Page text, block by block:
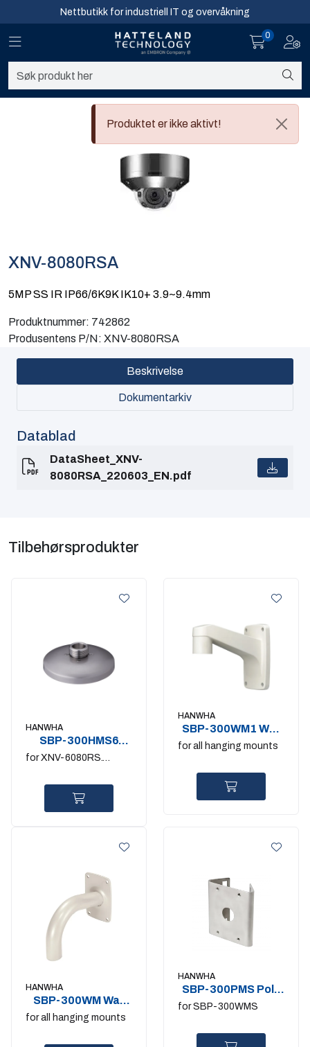
Skip to main contentNettbutikk for industriell IT og overvåkning
Toggle navigation
0
Produktet er ikke aktivt!
XNV-8080RSA
5MP SS IR IP66/6K9K IK10+ 3.9~9.4mm
Produktnummer: 742862
Produsentens P/N: XNV-8080RSA
Beskrivelse
Dokumentarkiv
Datablad
DataSheet_XNV-
8080RSA_220603_EN.pdf
Tilbehørsprodukter
HANWHA
SBP-300HMS6
Hanging Mount
for XNV-6080RS.
HANWHA
SBP-300WM1 Wall
Mount
for all hanging mounts
HANWHA
SBP-300WM Wall
Mount
for all hanging mounts
HANWHA
SBP-300PMS Pole
Mount Stainless
for SBP-300WMS
Nettverk
Computing
Software og analyse
Infosenter